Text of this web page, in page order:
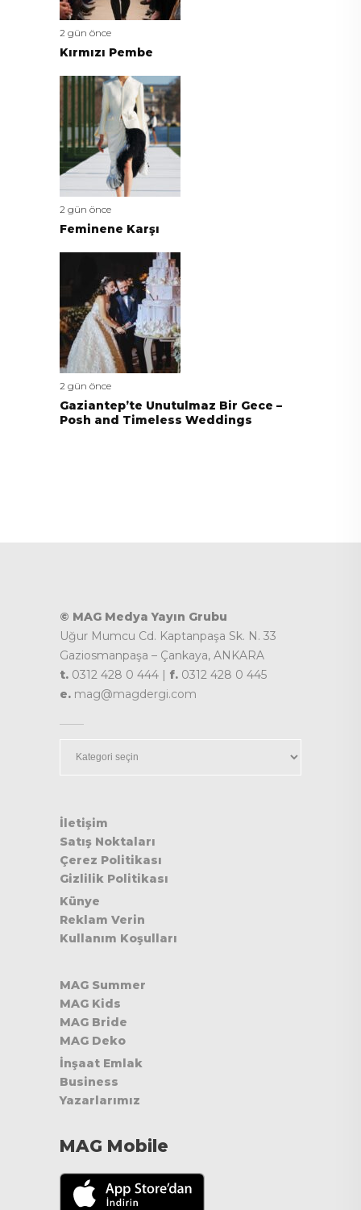
2 gün önce
Kırmızı Pembe
2 gün önce
Feminene Karşı
2 gün önce
Gaziantep’te Unutulmaz Bir Gece –
Posh and Timeless Weddings
© MAG Medya Yayın Grubu
Uğur Mumcu Cd. Kaptanpaşa Sk. N. 33
Gaziosmanpaşa – Çankaya, ANKARA
t. 0312 428 0 444 | f. 0312 428 0 445
e. mag@magdergi.com
İletişim
Satış Noktaları
Çerez Politikası
Gizlilik Politikası
Künye
Reklam Verin
Kullanım Koşulları
MAG Summer
MAG Kids
MAG Bride
MAG Deko
İnşaat Emlak
Business
Yazarlarımız
MAG Mobile